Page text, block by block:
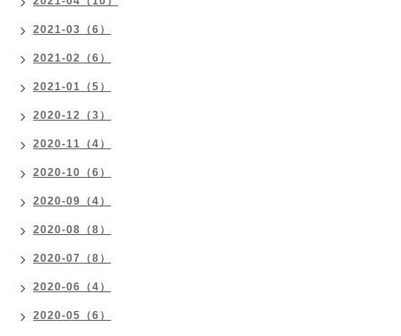
2021-03（6）
2021-02（6）
2021-01（5）
2020-12（3）
2020-11（4）
2020-10（6）
2020-09（4）
2020-08（8）
2020-07（8）
2020-06（4）
2020-05（6）